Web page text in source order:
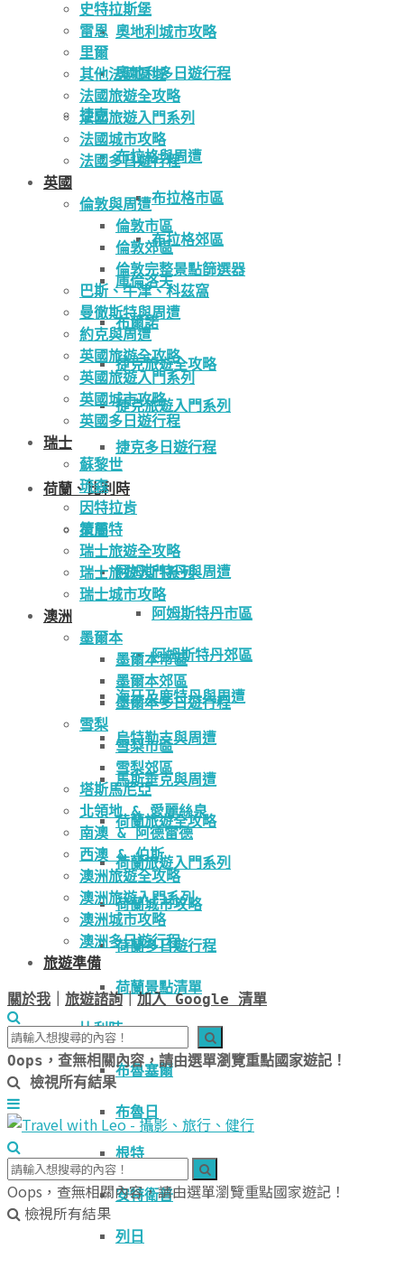
奧地利城市攻略
奧地利多日遊行程
捷克
布拉格與周遭
布拉格市區
布拉格郊區
庫倫洛夫
布爾諾
捷克旅遊全攻略
捷克旅遊入門系列
捷克多日遊行程
荷蘭、比利時
荷蘭
阿姆斯特丹與周遭
阿姆斯特丹市區
阿姆斯特丹郊區
海牙及鹿特丹與周遭
烏特勒支與周遭
馬斯垂克與周遭
荷蘭旅遊全攻略
荷蘭旅遊入門系列
荷蘭城市攻略
荷蘭多日遊行程
荷蘭景點清單
比利時
布魯塞爾
布魯日
根特
安特衛普
列日
史特拉斯堡
雷恩
里爾
其他法國區域
法國旅遊全攻略
法國旅遊入門系列
法國城市攻略
法國多日遊行程
英國
倫敦與周遭
倫敦市區
倫敦郊區
倫敦完整景點篩選器
巴斯、牛津、科茲窩
曼徹斯特與周遭
約克與周遭
英國旅遊全攻略
英國旅遊入門系列
英國城市攻略
英國多日遊行程
瑞士
蘇黎世
琉森
因特拉肯
策馬特
瑞士旅遊全攻略
瑞士旅遊入門系列
瑞士城市攻略
澳洲
墨爾本
墨爾本市區
墨爾本郊區
墨爾本多日遊行程
雪梨
雪梨市區
雪梨郊區
塔斯馬尼亞
北領地 & 愛麗絲泉
南澳 & 阿德雷德
西澳 & 伯斯
澳洲旅遊全攻略
澳洲旅遊入門系列
澳洲城市攻略
澳洲多日遊行程
旅遊準備
關於我 旅遊諮詢｜加入 Google 清單
Oops，查無相關內容，請由選單瀏覽重點國家遊記！
檢視所有結果
Oops，查無相關內容，請由選單瀏覽重點國家遊記！
檢視所有結果